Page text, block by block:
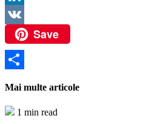
LinkedIn
VK
Save
Mai multe articole
1 min read